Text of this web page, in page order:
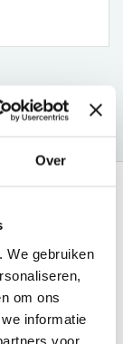
Over
We gebruiken
om ons
informatie
voor
van
patiënten met
andere CPAP-